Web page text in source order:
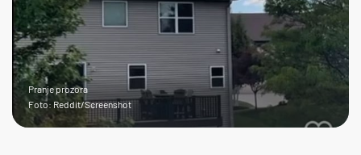
Pranje prozora
Foto: Reddit/Screenshot